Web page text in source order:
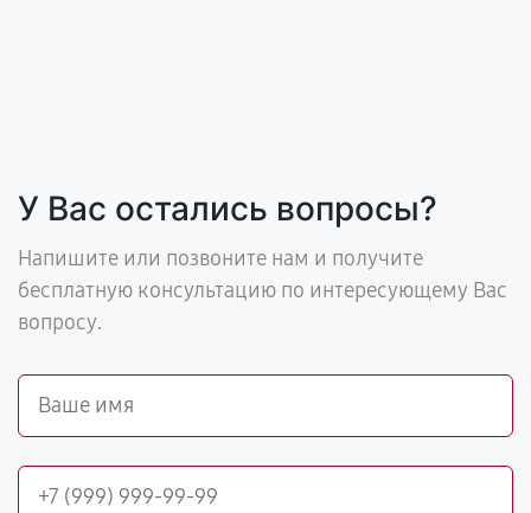
У Вас остались вопросы?
Напишите или позвоните нам и получите
бесплатную консультацию по интересующему Вас
вопросу.